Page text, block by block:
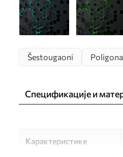
Šestougaoni
Спецификације и
Карактеристике